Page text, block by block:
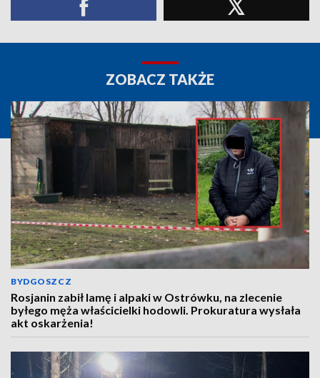
ZOBACZ TAKŻE
BYDGOSZCZ
Rosjanin zabił lamę i alpaki w Ostrówku, na zlecenie
byłego męża właścicielki hodowli. Prokuratura wysłała
akt oskarżenia!